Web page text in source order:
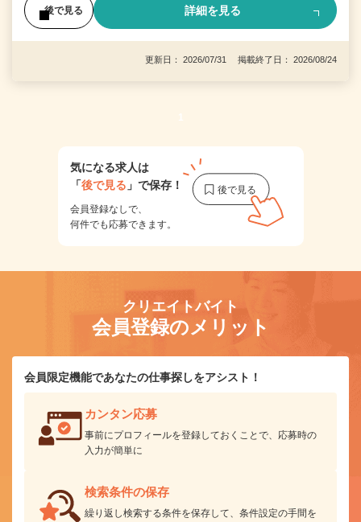
後で見る 詳細を見る
更新日： 2026/07/31 掲載終了日： 2026/08/24
1
気になる求人は
「後で見る 」で保存！
会員登録なしで、
何件でも応募できます。
クリエイトバイト
会員登録のメリット
会員限定機能であなたの仕事探しをアシスト！
カンタン応募
事前にプロフィールを登録しておくことで、応募時の
入力が簡単に
検索条件の保存
繰り返し検索する条件を保存して、条件設定の手間を